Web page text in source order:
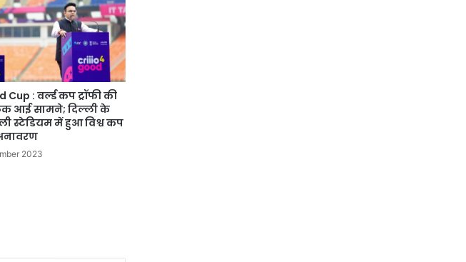
Cup : वर्ल्ड कप ट्रॉफी की
आई सामने; दिल्ली के
स्टेडियम में हुआ विश्व कप
2023